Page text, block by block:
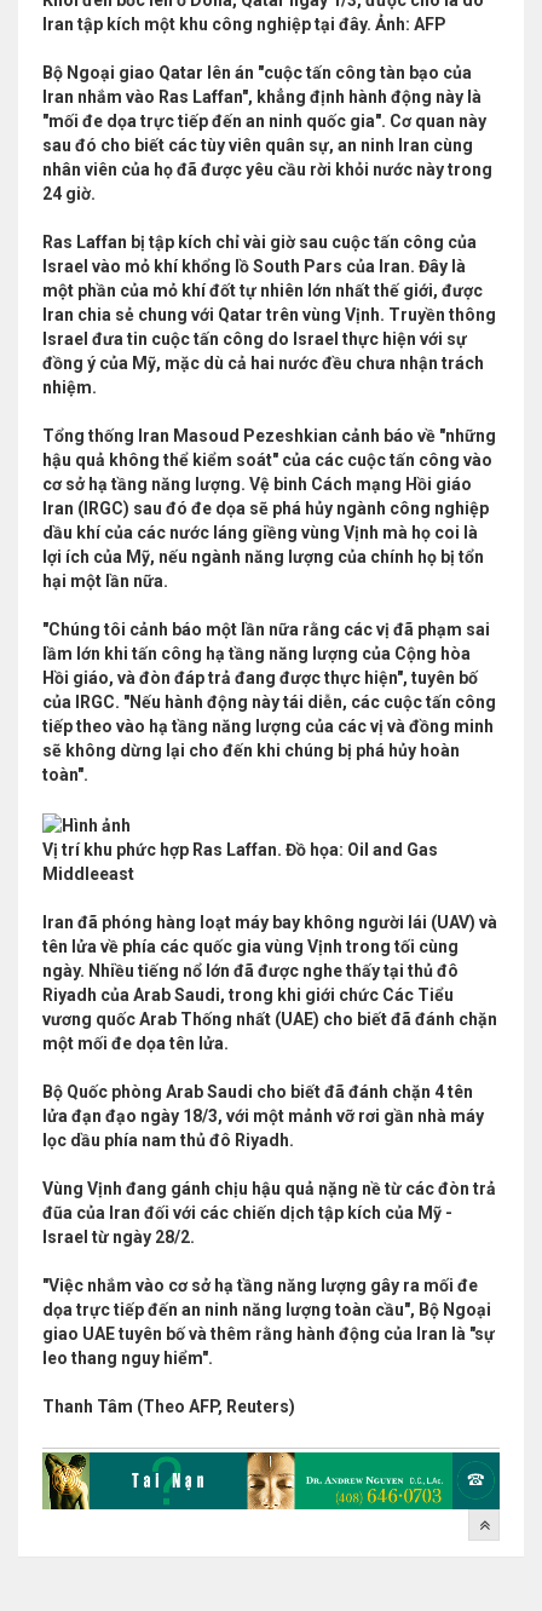
Iran tập kích một khu công nghiệp tại đây. Ảnh: AFP
Bộ Ngoại giao Qatar lên án "cuộc tấn công tàn bạo của
Iran nhắm vào Ras Laffan", khẳng định hành động này là
"mối đe dọa trực tiếp đến an ninh quốc gia". Cơ quan này
sau đó cho biết các tùy viên quân sự, an ninh Iran cùng
nhân viên của họ đã được yêu cầu rời khỏi nước này trong
24 giờ.
Ras Laffan bị tập kích chỉ vài giờ sau cuộc tấn công của
Israel vào mỏ khí khổng lồ South Pars của Iran. Đây là
một phần của mỏ khí đốt tự nhiên lớn nhất thế giới, được
Iran chia sẻ chung với Qatar trên vùng Vịnh. Truyền thông
Israel đưa tin cuộc tấn công do Israel thực hiện với sự
đồng ý của Mỹ, mặc dù cả hai nước đều chưa nhận trách
nhiệm.
Tổng thống Iran Masoud Pezeshkian cảnh báo về "những
hậu quả không thể kiểm soát" của các cuộc tấn công vào
cơ sở hạ tầng năng lượng. Vệ binh Cách mạng Hồi giáo
Iran (IRGC) sau đó đe dọa sẽ phá hủy ngành công nghiệp
dầu khí của các nước láng giềng vùng Vịnh mà họ coi là
lợi ích của Mỹ, nếu ngành năng lượng của chính họ bị tổn
hại một lần nữa.
"Chúng tôi cảnh báo một lần nữa rằng các vị đã phạm sai
lầm lớn khi tấn công hạ tầng năng lượng của Cộng hòa
Hồi giáo, và đòn đáp trả đang được thực hiện", tuyên bố
của IRGC. "Nếu hành động này tái diễn, các cuộc tấn công
tiếp theo vào hạ tầng năng lượng của các vị và đồng minh
sẽ không dừng lại cho đến khi chúng bị phá hủy hoàn
toàn".
Vị trí khu phức hợp Ras Laffan. Đồ họa: Oil and Gas
Middleeast
Iran đã phóng hàng loạt máy bay không người lái (UAV) và
tên lửa về phía các quốc gia vùng Vịnh trong tối cùng
ngày. Nhiều tiếng nổ lớn đã được nghe thấy tại thủ đô
Riyadh của Arab Saudi, trong khi giới chức Các Tiểu
vương quốc Arab Thống nhất (UAE) cho biết đã đánh chặn
một mối đe dọa tên lửa.
Bộ Quốc phòng Arab Saudi cho biết đã đánh chặn 4 tên
lửa đạn đạo ngày 18/3, với một mảnh vỡ rơi gần nhà máy
lọc dầu phía nam thủ đô Riyadh.
Vùng Vịnh đang gánh chịu hậu quả nặng nề từ các đòn trả
đũa của Iran đối với các chiến dịch tập kích của Mỹ -
Israel từ ngày 28/2.
"Việc nhắm vào cơ sở hạ tầng năng lượng gây ra mối đe
dọa trực tiếp đến an ninh năng lượng toàn cầu", Bộ Ngoại
giao UAE tuyên bố và thêm rằng hành động của Iran là "sự
leo thang nguy hiểm".
Thanh Tâm (Theo AFP, Reuters)